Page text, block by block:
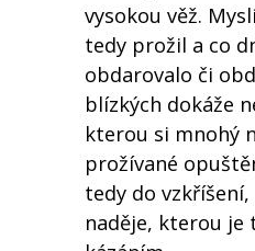
vysokou věž.
tedy prožil a co
obdarovalo či
blízkých dokáže
kterou si mnohý
prožívané
tedy do
naděje, kterou